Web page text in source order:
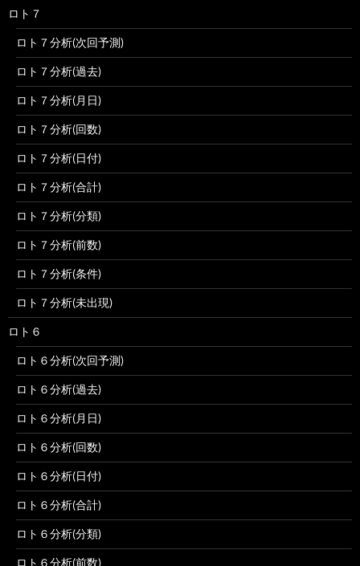
ロト７
ロト７分析(次回予測)
ロト７分析(過去)
ロト７分析(月日)
ロト７分析(回数)
ロト７分析(日付)
ロト７分析(合計)
ロト７分析(分類)
ロト７分析(前数)
ロト７分析(条件)
ロト７分析(未出現)
ロト６
ロト６分析(次回予測)
ロト６分析(過去)
ロト６分析(月日)
ロト６分析(回数)
ロト６分析(日付)
ロト６分析(合計)
ロト６分析(分類)
ロト６分析(前数)